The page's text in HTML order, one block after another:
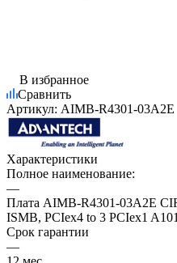
В избранное
Сравнить
Артикул: AIMB-R4301-03A2E
Характеристики
Полное наименование:
—
Плата AIMB-R4301-03A2E
ISMB, PCIex4 to 3 PCIex1
Срок гарантии
—